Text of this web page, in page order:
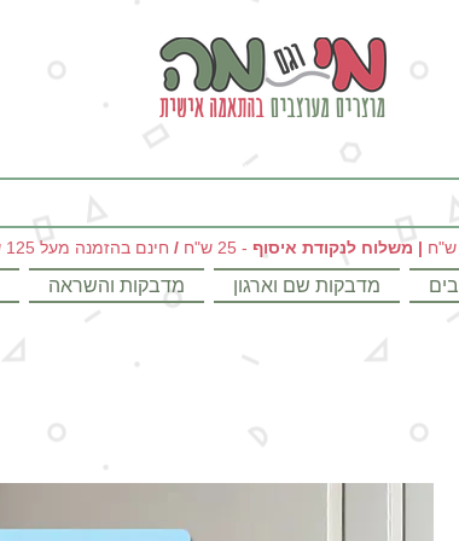
| משלוח לנקודת איסוף - 25 ש"ח / חינם בהזמנה מעל 125 ש"ח
מדבקות שם וארגון מדבקות והשראה